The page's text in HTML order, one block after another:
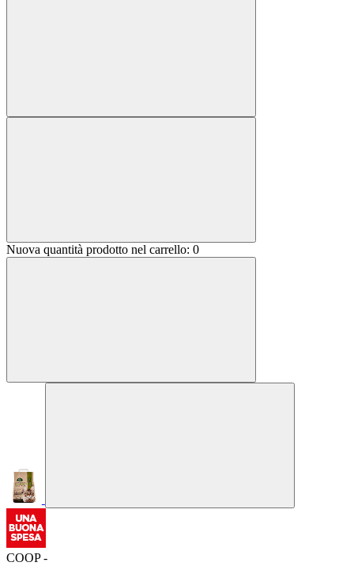
Nuova quantità prodotto nel carrello: 0
COOP -